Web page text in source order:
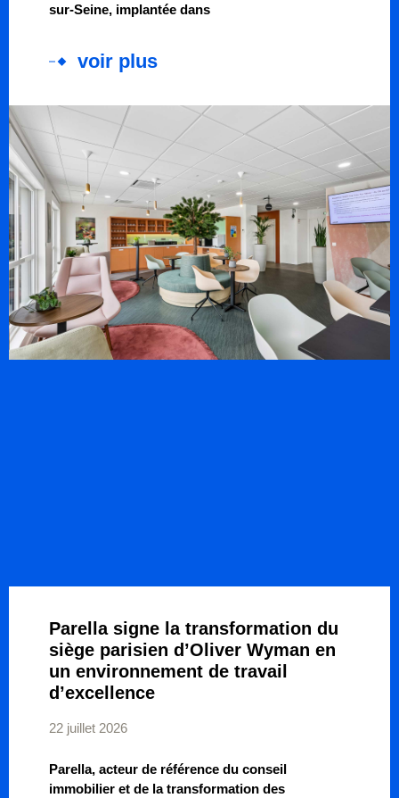
sur-Seine, implantée dans
voir plus
Parella signe la transformation du
siège parisien d’Oliver Wyman en
un environnement de travail
d’excellence
22 juillet 2026
Parella, acteur de référence du conseil
immobilier et de la transformation des